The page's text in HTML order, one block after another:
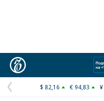
Предыдущая
$ 82,16 € 94,83